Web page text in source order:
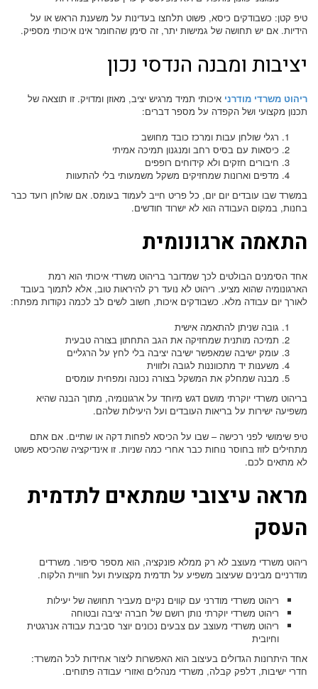
טיפ קטן: כשבודקים כיסא, פשוט תלחצו בעדינות על משענת הראש או על
הידיות. אם יש תחושה של גמישות יתר, זה סימן שהחומר אינו איכותי מספיק.
יציבות ומבנה הנדסי נכון
ריהוט משרדי מודרני איכותי תמיד מרגיש יציב, מאוזן ומדויק. זו תוצאה של
תכנון מקצועי ושל הקפדה על מספר דברים:
רגלי שולחן עבות ומרכז כובד מחושב
כיסאות עם בסיס רחב ומנגנון תמיכה אמיתי
חיבורים חזקים ולא קידוחים רופפים
מדפים וארונות שמחזיקים משקל משמעותי בלי להתעוות
במשרד שבו עובדים יום יום, כל פריט חייב לעמוד בעומס. אם שולחן רועד כבר
בחנות, במקום העבודה הוא לא ישרוד חודשים.
התאמה ארגונומית
אחד הסימנים הבולטים לכך שמדובר בריהוט משרדי איכותי הוא רמת
הארגונומיה שהוא מציע. ריהוט לא נועד רק להיראות טוב, אלא לתמוך בעובד
לאורך יום עבודה מלא. כשבודקים איכות, חשוב לשים לב לכמה נקודות מפתח:
גובה שניתן להתאמה אישית
תמיכה מותנית שמחזיקה את הגב התחתון בצורה טבעית
עומק ישיבה שמאפשר ישיבה יציבה בלי לחץ על הרגליים
משענות יד מתכווננות לגובה ולזווית
מבנה שמחלק את המשקל בצורה נכונה ומפחית עומסים
בריהוט משרדי יוקרתי מושם דגש מיוחד על ארגונומיה, מתוך הבנה שהיא
משפיעה ישירות על בריאות העובדים ועל היעילות שלהם.
טיפ שימושי לפני רכישה – שבו על הכיסא לפחות דקה או שתיים. אם אתם
מתחילים לזוז בחוסר נוחות כבר אחרי כמה שניות. זו אינדיקציה שהכיסא פשוט
לא מתאים לכם.
מראה עיצובי שמתאים לתדמית
העסק
ריהוט משרדי מעוצב לא רק ממלא פונקציה, הוא מספר סיפור. משרדים
מודרניים מבינים שעיצוב משפיע על תדמית מקצועית ועל חוויית הלקוח.
ריהוט משרדי מודרני עם קווים נקיים מעביר תחושה של יעילות
ריהוט משרדי יוקרתי נותן רושם של חברה יציבה ובטוחה
ריהוט משרדי מעוצב עם צבעים נכונים יוצר סביבת עבודה אנרגטית
וחיובית
אחד היתרונות הגדולים בעיצוב הוא האפשרות ליצור אחידות לכל המשרד:
חדרי ישיבות, דלפק קבלה, משרדי מנהלים ואזורי עבודה פתוחים.